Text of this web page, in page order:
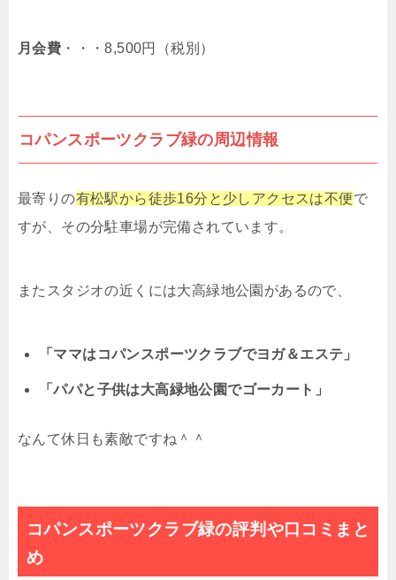
月会費 ・・・8,500円（税別）
コパンスポーツクラブ緑の周辺情報
最寄りの有松駅から徒歩16分と少しアクセスは不便で
すが、その分駐車場が完備されています。
またスタジオの近くには大高緑地公園があるので、
「ママはコパンスポーツクラブでヨガ＆エステ」
「パパと子供は大高緑地公園でゴーカート」
なんて休日も素敵ですね＾＾
コパンスポーツクラブ緑の評判や口コミまと
め